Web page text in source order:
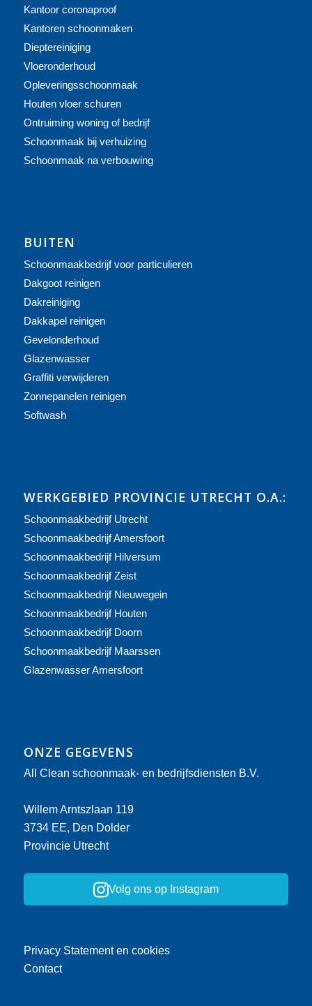
Kantoor coronaproof
Kantoren schoonmaken
Dieptereiniging
Vloeronderhoud
Opleveringsschoonmaak
Houten vloer schuren
Ontruiming woning of bedrijf
Schoonmaak bij verhuizing
Schoonmaak na verbouwing
BUITEN
Schoonmaakbedrijf voor particulieren
Dakgoot reinigen
Dakreiniging
Dakkapel reinigen
Gevelonderhoud
Glazenwasser
Graffiti verwijderen
Zonnepanelen reinigen
Softwash
WERKGEBIED PROVINCIE UTRECHT O.A.:
Schoonmaakbedrijf Utrecht
Schoonmaakbedrijf Amersfoort
Schoonmaakbedrijf Hilversum
Schoonmaakbedrijf Zeist
Schoonmaakbedrijf Nieuwegein
Schoonmaakbedrijf Houten
Schoonmaakbedrijf Doorn
Schoonmaakbedrijf Maarssen
Glazenwasser Amersfoort
ONZE GEGEVENS
All Clean schoonmaak- en bedrijfsdiensten B.V.
Willem Arntszlaan 119
3734 EE, Den Dolder
Provincie Utrecht
Volg ons op Instagram
Privacy Statement en cookies
Contact